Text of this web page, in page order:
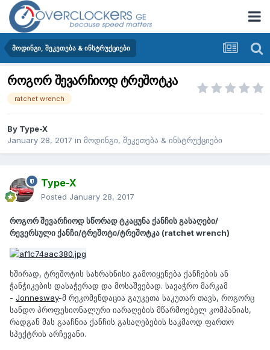
მოდინგი, შეკეთება & ინსტრუქციები
როგორ შევარჩიოდ ტრეშოტკა
ratchet wrench
By Type-X
January 28, 2017 in მოდინგი, შეკეთება & ინსტრუქციები
Type-X
Posted January 28, 2017
როგორ შევარჩიოდ სწორად ტკაცუნა ქანჩის გასაღები/
რევერსული ქანჩი/ტრეშოტი/ტრეშოტკა (ratchet wrench)
ხშირად, ტრეშოტის სახრახნისი გამოიყენება ქანჩების ან
ჭანჭიკების დასაჭერად და მოსაშვებად. სავაჭრო მარკამ
- Jonnesway-მ რეკომენდაცია გაუკეთა საკუთარ თავს, როგორც
სანდო პროფესიონალური იარაღების მწარმოებელ კომპანიას,
რადგან მას გააჩნია ქანჩის გასაღებების საკმაოდ ფართო
სპექტრის არჩევანი.